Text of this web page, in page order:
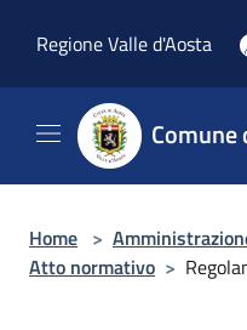
Regione Valle d'Aosta
Comune
Home >
Atto normativo >